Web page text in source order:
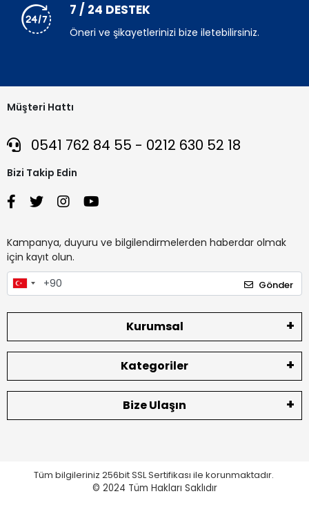
7 / 24 DESTEK
Öneri ve şikayetlerinizi bize iletebilirsiniz.
Müşteri Hattı
0541 762 84 55 - 0212 630 52 18
Bizi Takip Edin
Kampanya, duyuru ve bilgilendirmelerden haberdar olmak
için kayıt olun.
Gönder
Kurumsal
Kategoriler
Bize Ulaşın
Tüm bilgileriniz 256bit SSL Sertifikası ile korunmaktadır.
© 2024 Tüm Hakları Saklıdır